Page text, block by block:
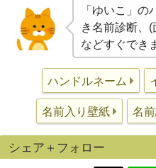
「ゆいこ」
き名前診断、
などすぐでき
ハンドルネーム
名前入り壁紙 名
シェア＋フォロー